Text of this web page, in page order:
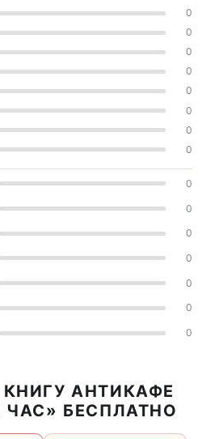
0
0
0
0
0
0
0
0
0
0
0
0
0
0
0
АНТИКАФЕ
БЕСПЛАТНО